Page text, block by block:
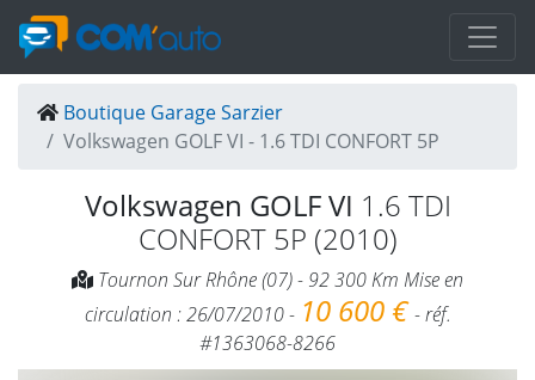
Boutique Garage Sarzier
Volkswagen GOLF VI - 1.6 TDI CONFORT 5P
Volkswagen GOLF VI 1.6 TDI
CONFORT 5P (2010)
Tournon Sur Rhône (07) - 92 300 Km Mise en
circulation : 26/07/2010 - 10 600 €- réf.
#1363068-8266